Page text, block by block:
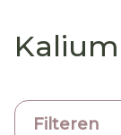
Kalium
Filteren